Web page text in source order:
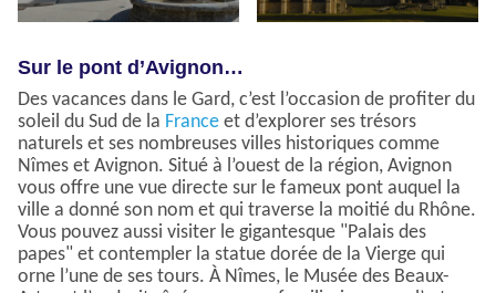
Sur le pont d’Avignon…
Des vacances dans le Gard, c’est l’occasion de profiter du
soleil du Sud de la France et d’explorer ses trésors
naturels et ses nombreuses villes historiques comme
Nîmes et Avignon. Situé à l’ouest de la région, Avignon
vous offre une vue directe sur le fameux pont auquel la
ville a donné son nom et qui traverse la moitié du Rhône.
Vous pouvez aussi visiter le gigantesque "Palais des
papes" et contempler la statue dorée de la Vierge qui
orne l’une de ses tours. À Nîmes, le Musée des Beaux-